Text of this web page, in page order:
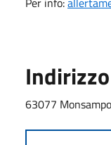
Indirizzo
63077